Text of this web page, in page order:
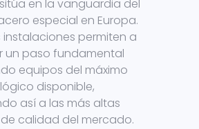
en la vanguardia del
especial en Europa.
instalaciones permiten a
un paso fundamental
equipos del máximo
disponible,
así a las más altas
calidad del mercado.